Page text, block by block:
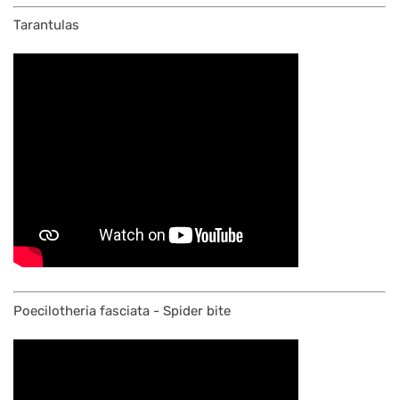
Tarantulas
Poecilotheria fasciata - Spider bite